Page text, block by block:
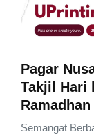
Pagar
Takjil Hari
Ramadhan
Semangat